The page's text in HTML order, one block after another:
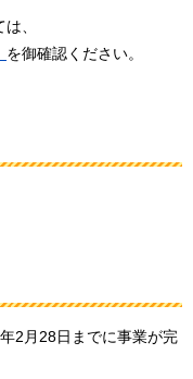
、
を御確認ください。
2月28日までに事業が完